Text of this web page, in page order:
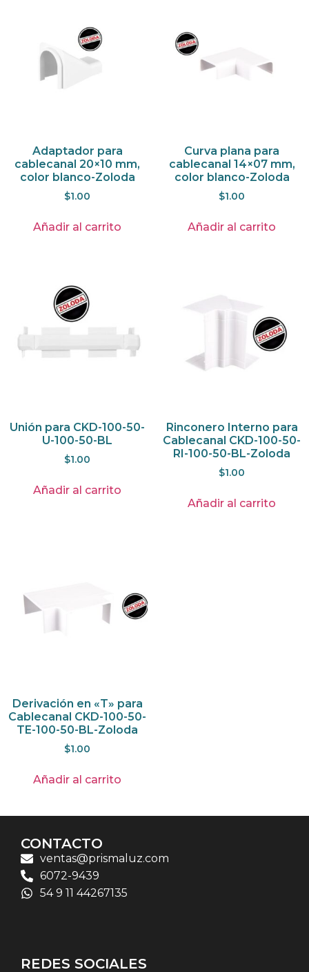
Adaptador para
cablecanal 20×10 mm,
color blanco-Zoloda
$1.00
Añadir al carrito
Curva plana para
cablecanal 14×07 mm,
color blanco-Zoloda
$1.00
Añadir al carrito
Unión para CKD-100-50-
U-100-50-BL
$1.00
Añadir al carrito
Rinconero Interno para
Cablecanal CKD-100-50-
RI-100-50-BL-Zoloda
$1.00
Añadir al carrito
Derivación en «T» para
Cablecanal CKD-100-50-
TE-100-50-BL-Zoloda
$1.00
Añadir al carrito
CONTACTO
ventas@prismaluz.com
6072-9439
54 9 11 44267135
REDES SOCIALES